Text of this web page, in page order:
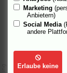
Marketing
Anbietern)
Social Media
andere
Erlaube keine